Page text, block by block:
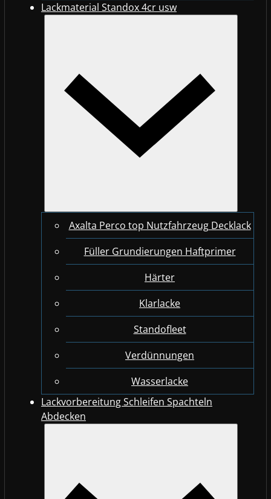
Lackmaterial Standox 4cr usw
Axalta Perco top Nutzfahrzeug Decklack
Füller Grundierungen Haftprimer
Härter
Klarlacke
Standofleet
Verdünnungen
Wasserlacke
Lackvorbereitung Schleifen Spachteln
Abdecken